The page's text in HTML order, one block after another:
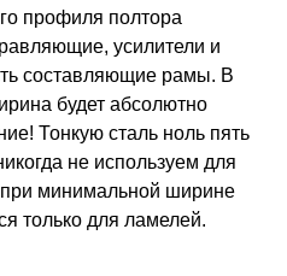
профиля полтора
усилители и
составляющие рамы. В
будет абсолютно
Тонкую сталь ноль пять
не используем для
минимальной ширине
только для ламелей.